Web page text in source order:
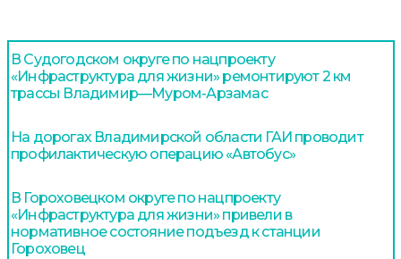
В Судогодском округе по нацпроекту
«Инфраструктура для жизни» ремонтируют 2 км
трассы Владимир—Муром-Арзамас
На дорогах Владимирской области ГАИ проводит
профилактическую операцию «Автобус»
В Гороховецком округе по нацпроекту
«Инфраструктура для жизни» привели в
нормативное состояние подъезд к станции
Гороховец